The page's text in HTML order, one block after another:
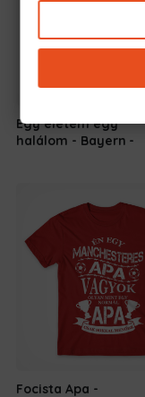
Egy életem egy
halálom - Bayern
Focista Apa -